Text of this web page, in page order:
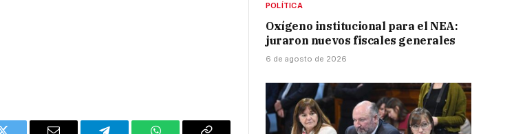
POLÍTICA
Oxígeno institucional para el NEA:
juraron nuevos fiscales generales
6 de agosto de 2026